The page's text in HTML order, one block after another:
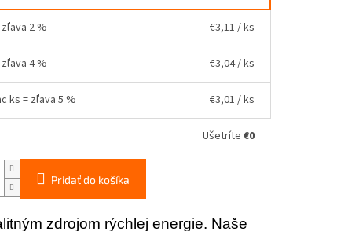
2 % €3,11 / ks
4 % €3,04/ ks
ks = zľava 5 % €3,01 / ks
Ušetríte €0
Pridať do košíka
zdrojom rýchlej energie. Naše